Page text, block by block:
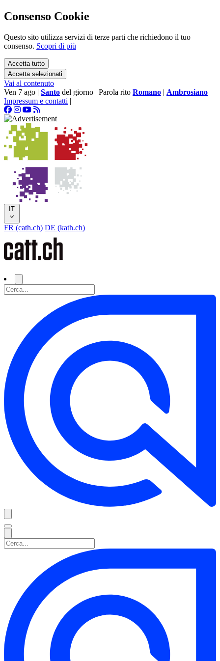
Consenso Cookie
Questo sito utilizza servizi di terze parti che richiedono il tuo
consenso. Scopri di più
Accetta tutto
Accetta selezionati
Vai al contenuto
Ven 7 ago | Santo del giorno | Parola rito Romano | Ambrosiano
Impressum e contatti |
IT
FR (cath.ch) DE (kath.ch)